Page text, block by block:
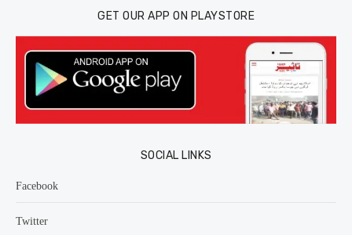
GET OUR APP ON PLAYSTORE
SOCIAL LINKS
Facebook
Twitter